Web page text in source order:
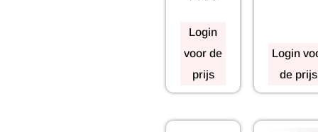
Login
voor de
prijs
Login
de prijs